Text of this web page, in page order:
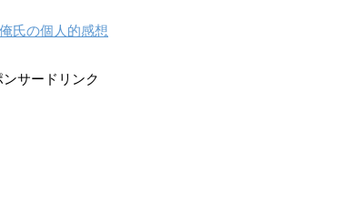
氏の個人的感想
ンサードリンク